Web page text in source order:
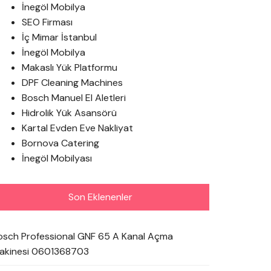
İnegöl Mobilya
SEO Firması
İç Mimar İstanbul
İnegöl Mobilya
Makaslı Yük Platformu
DPF Cleaning Machines
Bosch Manuel El Aletleri
Hidrolik Yük Asansörü
Kartal Evden Eve Nakliyat
Bornova Catering
İnegöl Mobilyası
Son Eklenenler
Professional GNF 65 A Kanal Açma
0601368703